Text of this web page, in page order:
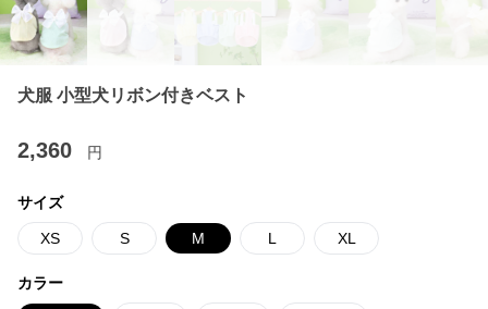
犬服 小型犬リボン付きベスト
2,360 円
サイズ
XS S M L XL
カラー